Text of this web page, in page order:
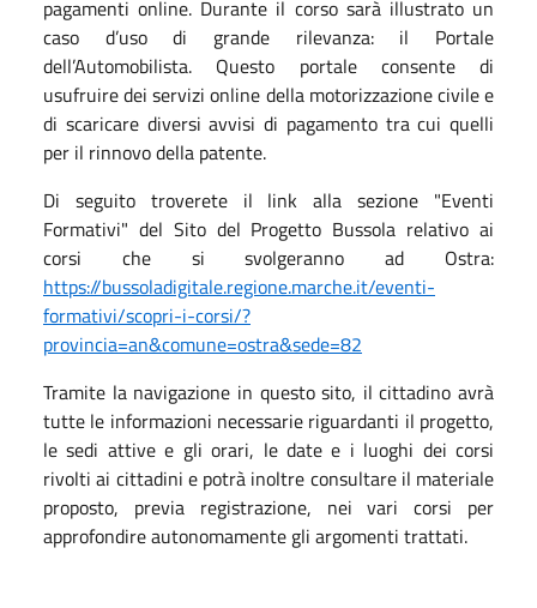
pagamenti online. Durante il corso sarà illustrato un
caso d’uso di grande rilevanza: il Portale
dell’Automobilista. Questo portale consente di
usufruire dei servizi online della motorizzazione civile e
di scaricare diversi avvisi di pagamento tra cui quelli
per il rinnovo della patente.
Di seguito troverete il link alla sezione "Eventi
Formativi" del Sito del Progetto Bussola relativo ai
corsi che si svolgeranno ad Ostra:
https://bussoladigitale.regione.marche.it/eventi-
formativi/scopri-i-corsi/?
provincia=an&comune=ostra&sede=82
Tramite la navigazione in questo sito, il cittadino avrà
tutte le informazioni necessarie riguardanti il progetto,
le sedi attive e gli orari, le date e i luoghi dei corsi
rivolti ai cittadini e potrà inoltre consultare il materiale
proposto, previa registrazione, nei vari corsi per
approfondire autonomamente gli argomenti trattati.